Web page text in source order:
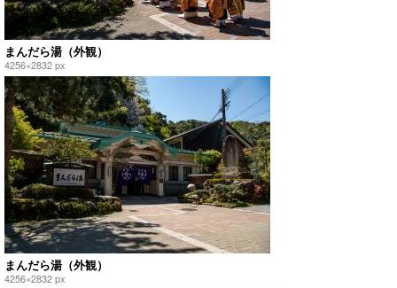
まんだら湯（外観）
4256×2832 px
まんだら湯（外観）
4256×2832 px